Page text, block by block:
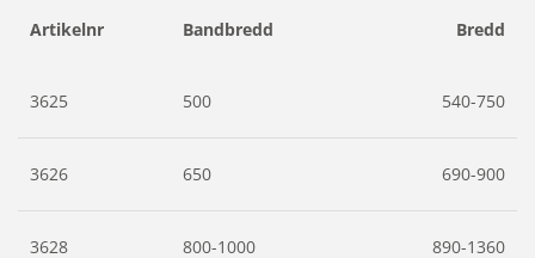
Artikelnr Bandbredd Bredd
3625 500 540-750
3626 650 690-900
3628 800-1000 890-1360